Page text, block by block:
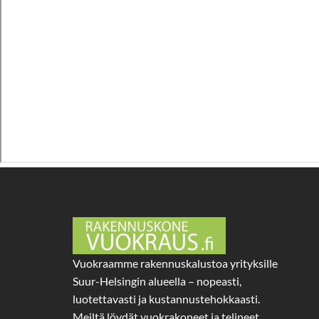
Vuokraamme rakennuskalustoa yrityksille
Suur-Helsingin alueella – nopeasti,
luotettavasti ja kustannustehokkaasti.